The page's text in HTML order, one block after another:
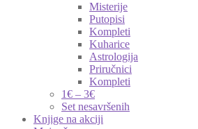
Misterije
Putopisi
Kompleti
Kuharice
Astrologija
Priručnici
Kompleti
1€ – 3€
Set nesavršenih
Knjige na akciji